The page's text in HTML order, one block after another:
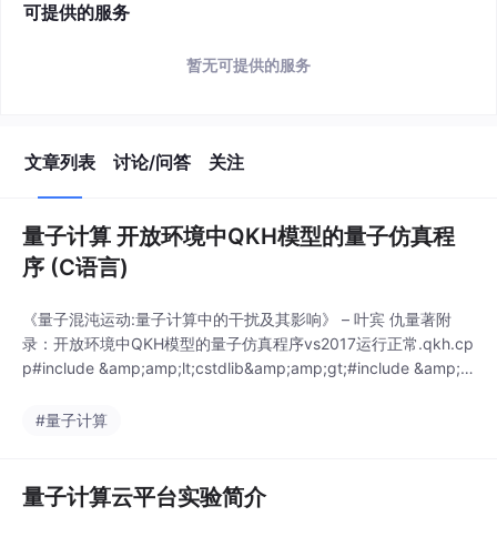
可提供的服务
暂无可提供的服务
文章列表 讨论/问答 关注
量子计算 开放环境中QKH模型的量子仿真程
序 (C语言)
《量子混沌运动:量子计算中的干扰及其影响》 – 叶宾 仇量著附
录：开放环境中QKH模型的量子仿真程序vs2017运行正常.qkh.cp
p#include &amp;amp;lt;cstdlib&amp;amp;gt;#include &amp;a
#量子计算
量子计算云平台实验简介